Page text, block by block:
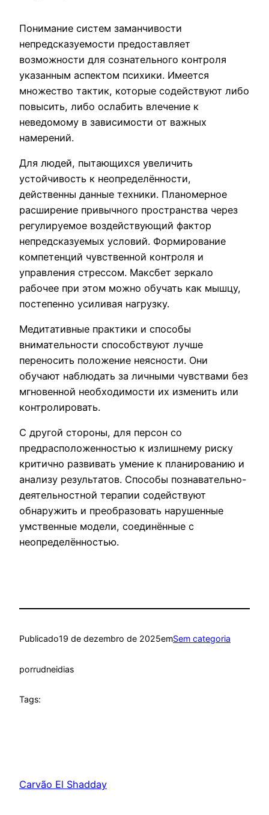
Понимание систем заманчивости
непредсказуемости предоставляет
возможности для сознательного контроля
указанным аспектом психики. Имеется
множество тактик, которые содействуют либо
повысить, либо ослабить влечение к
неведомому в зависимости от важных
намерений.
Для людей, пытающихся увеличить
устойчивость к неопределённости,
действенны данные техники. Планомерное
расширение привычного пространства через
регулируемое воздействующий фактор
непредсказуемых условий. Формирование
компетенций чувственной контроля и
управления стрессом. Максбет зеркало
рабочее при этом можно обучать как мышцу,
постепенно усиливая нагрузку.
Медитативные практики и способы
внимательности способствуют лучше
переносить положение неясности. Они
обучают наблюдать за личными чувствами без
мгновенной необходимости их изменить или
контролировать.
С другой стороны, для персон со
предрасположенностью к излишнему риску
критично развивать умение к планированию и
анализу результатов. Способы познавательно-
деятельностной терапии содействуют
обнаружить и преобразовать нарушенные
умственные модели, соединённые с
неопределённостью.
Publicado19 de dezembro de 2025emSem categoria
porrudneidias
Tags:
Carvão El Shadday